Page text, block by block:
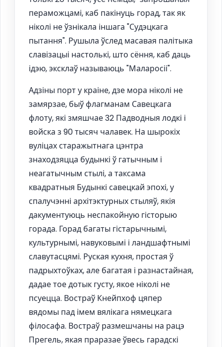
пераможцамі, каб пакінуць горад, так як
ніколі не ўзнікала іншага "Судэцкага
пытання". Рушыла ўслед масавая палітыка
славізацыі настолькі, што сёння, каб даць
ідэю, эксклаў называюць "Маларосіі".
Адзіны порт у краіне, дзе мора ніколі не
замярзае, быў флагманам Савецкага
флоту, які змяшчае 32 Падводныя лодкі і
войска з 90 тысяч чалавек. На шырокіх
вуліцах старажытнага цэнтра
знаходзяцца будынкі ў гатычным і
неагатычным стылі, а таксама
квадратныя Будынкі савецкай эпохі, у
спалучэнні архітэктурных стыляў, якія
дакументуюць неспакойную гісторыю
горада. Горад багаты гістарычнымі,
культурнымі, навуковымі і ландшафтнымі
славутасцямі. Руская кухня, простая ў
падрыхтоўках, але багатая і разнастайная,
дадае тое дотык густу, якое ніколі не
псуецца. Востраў Кнейпхоф цяпер
вядомы пад імем вялікага нямецкага
філосафа. Востраў размешчаны на рацэ
Прегель, якая праразае ўвесь гарадскі